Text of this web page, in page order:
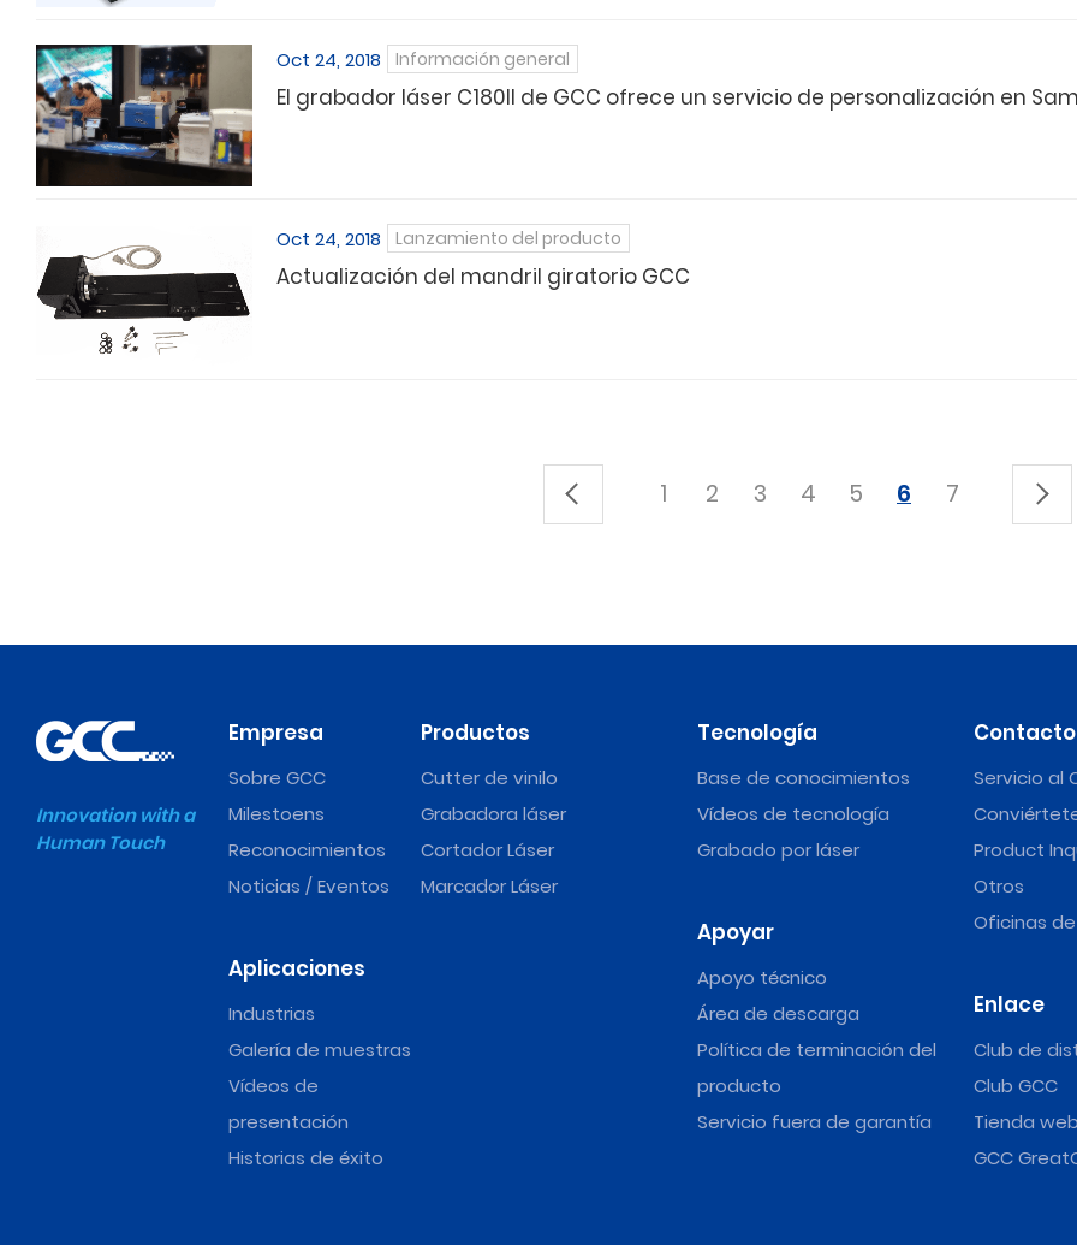
Oct 24, 2018 Información general
El grabador láser C180II de GCC ofrece un servicio de personalización en
Oct 24, 2018 Lanzamiento del producto
Actualización del mandril giratorio GCC
1 2 3 4 5 6 7
Innovation with a
Human Touch
Empresa
Sobre GCC
Milestoens
Reconocimientos
Noticias / Eventos
Aplicaciones
Industrias
Galería de muestras
Vídeos de
presentación
Historias de éxito
Productos
Cutter de vinilo
Grabadora láser
Cortador Láser
Marcador Láser
Tecnología
Base de conocimientos
Vídeos de tecnología
Grabado por láser
Apoyar
Apoyo técnico
Área de descarga
Política de terminación del
producto
Servicio fuera de garantía
Contacto
Servicio al
Product
Otros
Oficinas de
Enlace
Club de
Club GCC
Tienda
GCC